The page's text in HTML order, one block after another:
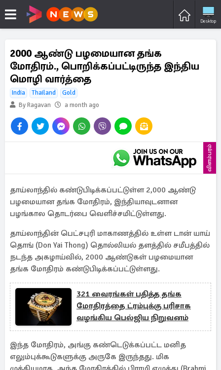
Desktop
2000 ஆண்டு பழமையான தங்க
மோதிரம்., பொறிக்கப்பட்டிருந்த இந்திய
மொழி வார்த்தை
India Thailand
Gold
By Ragavan
a month ago
விளம்பரம்
தாய்லாந்தில் கண்டுபிடிக்கப்பட்டுள்ள 2,000 ஆண்டு
பழமையான தங்க மோதிரம், இந்தியாவுடனான
பழங்கால தொடர்பை வெளிச்சமிட்டுள்ளது.
தாய்லாந்தின் பெட்சபுரி மாகாணத்தில் உள்ள டான் யாய்
தொங் (Don Yai Thong) தொல்லியல் தளத்தில் சமீபத்தில்
நடந்த அகழாய்வில், 2000 ஆண்டுகள் பழமையான
தங்க மோதிரம் கண்டுபிடிக்கப்பட்டுள்ளது.
321 வைரங்கள் பதித்த தங்க
மோதிரத்தை ட்ரம்புக்கு பரிசாக
வழங்கிய பெல்ஜிய நிறுவனம்
இந்த மோதிரம், அங்கு கண்டெடுக்கப்பட்ட மனித
எலும்புக்கூடுகளுக்கு அருகே இருந்தது. மிக